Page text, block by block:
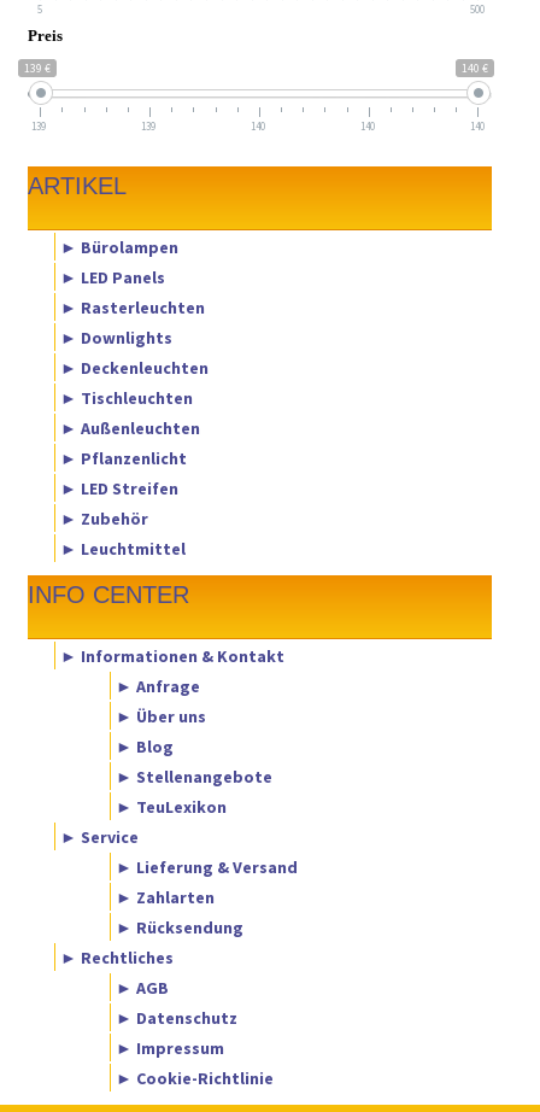
5 500
Preis
139 € 140 €
139 139 140 140 140
ARTIKEL
► Bürolampen
► LED Panels
► Rasterleuchten
► Downlights
► Deckenleuchten
► Tischleuchten
► Außenleuchten
► Pflanzenlicht
► LED Streifen
► Zubehör
► Leuchtmittel
INFO CENTER
► Informationen & Kontakt
► Anfrage
► Über uns
► Blog
► Stellenangebote
► TeuLexikon
► Service
► Lieferung & Versand
► Zahlarten
► Rücksendung
► Rechtliches
► AGB
► Datenschutz
► Impressum
► Cookie-Richtlinie